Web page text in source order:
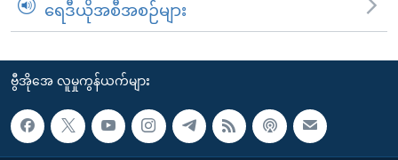
ရေဒီယိုအစီအစဉ်များ
ဗွီအိုအေ လူမှုကွန်ယက်များ